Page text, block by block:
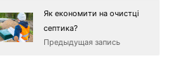
Як економити на очистці
септика?
Предыдущая запись